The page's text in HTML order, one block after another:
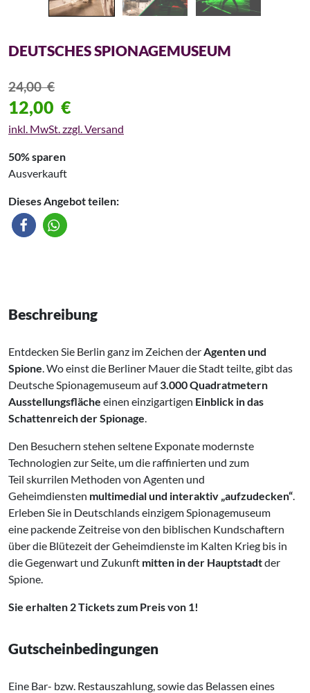
DEUTSCHES SPIONAGEMUSEUM
24,00€
12,00 €
inkl. MwSt. zzgl. Versand
50% sparen
Ausverkauft
Dieses Angebot teilen:
Beschreibung
Entdecken Sie Berlin ganz im Zeichen der Agenten und
Spione . Wo einst die Berliner Mauer die Stadt teilte, gibt das
Deutsche Spionagemuseum auf3.000 Quadratmetern
Ausstellungsfläche einen einzigartigen Einblick in das
Schattenreich der Spionage
Den Besuchern stehen seltene Exponate modernste
Technologien zur Seite, um die raffinierten und zum
Teil skurrilen Methoden von Agenten und
Geheimdiensten multimedial und interaktiv „aufzudecken“
Erleben Sie in Deutschlands einzigem Spionagemuseum
eine packende Zeitreise von den biblischen Kundschaftern
über die Blütezeit der Geheimdienste im Kalten Krieg bis in
die Gegenwart und Zukunft mitten in der Hauptstadtder
Spione.
Sie erhalten 2 Tickets zum Preis von 1!
Gutscheinbedingungen
Eine Bar- bzw. Restauszahlung, sowie das Belassen eines